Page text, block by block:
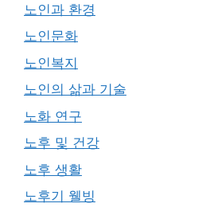
노인과 환경
노인문화
노인복지
노인의 삶과 기술
노화 연구
노후 및 건강
노후 생활
노후기 웰빙